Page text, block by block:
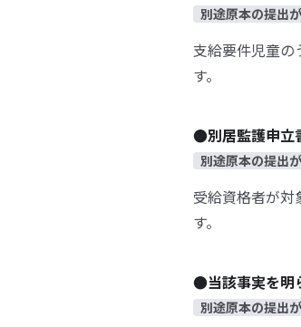
別途原本の提出
支給要件児童
す。
●別居監護申立
別途原本の提出
受給資格者が
す。
●当該事実を明
別途原本の提出